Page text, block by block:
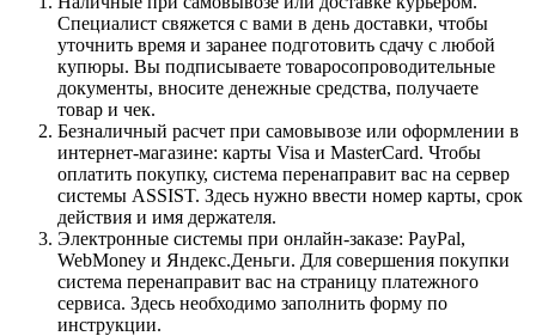
Специалист свяжется с вами в день доставки, чтобы
уточнить время и заранее подготовить сдачу с любой
купюры. Вы подписываете товаросопроводительные
документы, вносите денежные средства, получаете
товар и чек.
Безналичный расчет при самовывозе или оформлении в
интернет-магазине: карты Visa и MasterCard. Чтобы
оплатить покупку, система перенаправит вас на сервер
системы ASSIST. Здесь нужно ввести номер карты, срок
действия и имя держателя.
Электронные системы при онлайн-заказе: PayPal,
WebMoney и Яндекс.Деньги. Для совершения покупки
система перенаправит вас на страницу платежного
сервиса. Здесь необходимо заполнить форму по
инструкции.